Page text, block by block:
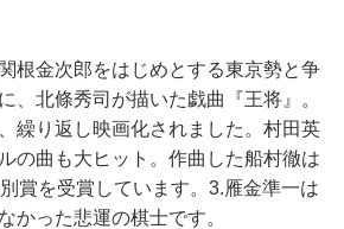
根金次郎をはじめとする東京勢と争
、北條秀司が描いた戯曲『王将』。
繰り返し映画化されました。村田英
の曲も大ヒット。作曲した船村徹は
賞を受賞しています。3.雁金準一は
かった悲運の棋士です。